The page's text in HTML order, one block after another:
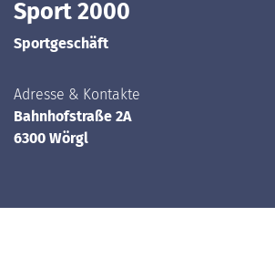
Sport 2000
Sportgeschäft
Adresse & Kontakte
Bahnhofstraße 2A
6300 Wörgl